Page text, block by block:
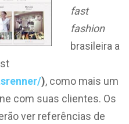
fast
fashion
brasileira a
), como mais um
com suas clientes. Os
ver referências de